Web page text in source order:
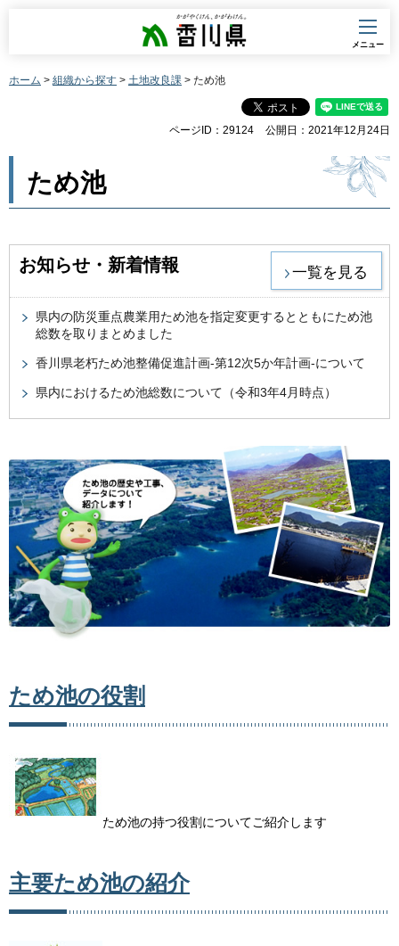
香川県
メニュー
ホーム > 組織から探す > 土地改良課 > ため池
ページID：29124 公開日：2021年12月24日
ため池
お知らせ・新着情報 一覧を見る
県内の防災重点農業用ため池を指定変更するとともにため池
総数を取りまとめました
香川県老朽ため池整備促進計画-第12次5か年計画-について
県内におけるため池総数について（令和3年4月時点）
ため池の役割
ため池の持つ役割についてご紹介します
主要ため池の紹介